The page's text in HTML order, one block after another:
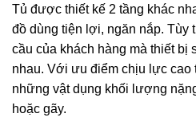
Tủ được thiết kế 2 tầng khác
đồ dùng tiện lợi, ngăn nắp. Tùy
cầu của khách hàng mà thiết bị
nhau. Với ưu điểm chịu lực cao
những vật dụng khối lượng
hoặc gãy.